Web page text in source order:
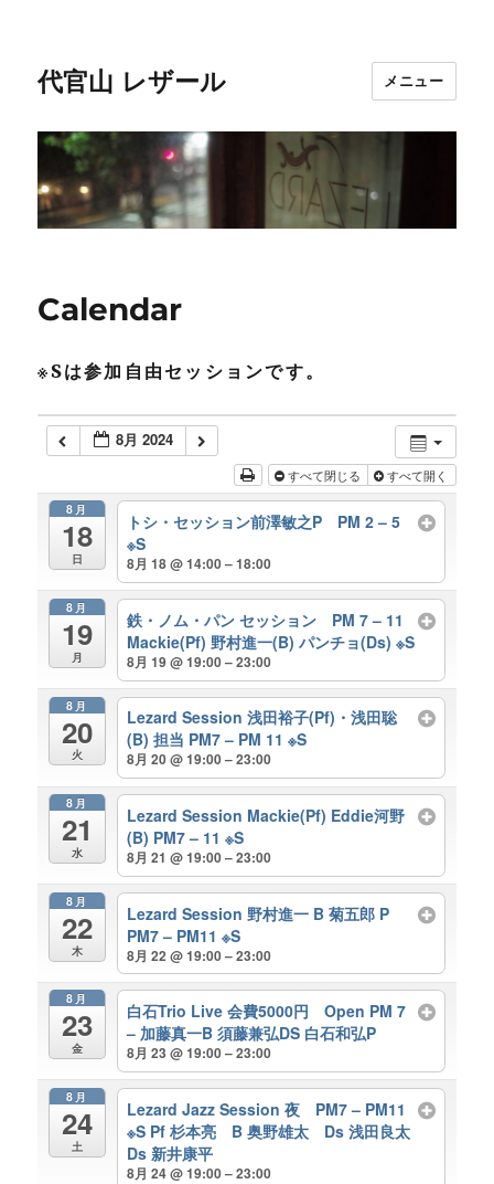
代官山 レザール メニュー
Calendar
※Sは参加自由セッションです。
8月 2024
すべて閉じる すべて開く
8月
18
日
トシ・セッション前澤敏之P PM 2 – 5
※S
8月 18 @ 14:00 – 18:00
8月
19
月
鉄・ノム・パン セッション PM 7 – 11
Mackie(Pf) 野村進一(B) パンチョ(Ds) ※S
8月 19 @ 19:00 – 23:00
8月
20
火
Lezard Session 浅田裕子(Pf)・浅田聡
(B) 担当 PM7 – PM 11 ※S
8月 20 @ 19:00 – 23:00
8月
21
水
Lezard Session Mackie(Pf) Eddie河野
(B) PM7 – 11 ※S
8月 21 @ 19:00 – 23:00
8月
22
木
Lezard Session 野村進一 B 菊五郎 P
PM7 – PM11 ※S
8月 22 @ 19:00 – 23:00
8月
23
金
白石Trio Live 会費5000円 Open PM 7
– 加藤真一B 須藤兼弘DS 白石和弘P
8月 23 @ 19:00 – 23:00
8月
24
土
Lezard Jazz Session 夜 PM7 – PM11
※S Pf 杉本亮 B 奥野雄太 Ds 浅田良太
Ds 新井康平
8月 24 @ 19:00 – 23:00